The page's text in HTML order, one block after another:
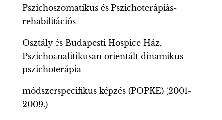
Pszichoszomatikus és Pszichoterápiás-
rehabilitációs
Osztály és Budapesti Hospice Ház,
Pszichoanalitikusan orientált dinamikus
pszichoterápia
módszerspecifikus képzés (POPKE) (2001-
2009.)